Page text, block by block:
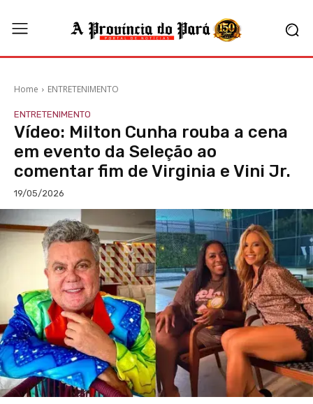
Home ENTRETENIMENTO
ENTRETENIMENTO
Vídeo: Milton Cunha rouba a cena
em evento da Seleção ao
comentar fim de Virginia e Vini Jr.
19/05/2026